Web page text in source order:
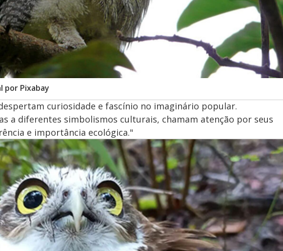
por Pixabay
curiosidade e fascínio no imaginário popular.
a diferentes simbolismos culturais, chamam atenção por seus
e importância ecológica."